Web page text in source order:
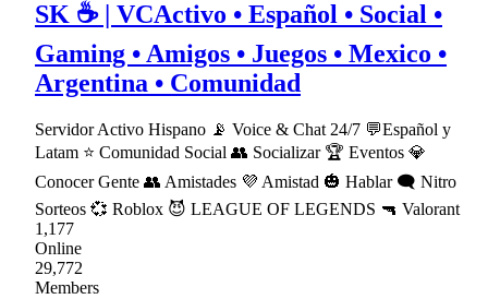
SK ☕ | VCActivo • Español • Social •
Gaming • Amigos • Juegos • Mexico •
Argentina • Comunidad
Servidor Activo Hispano 📡 Voice & Chat 24/7 💬Español y
Latam ⭐ Comunidad Social 👥 Socializar 🏆 Eventos 💎
Conocer Gente 👥 Amistades 💜 Amistad 🎃 Hablar 🗨 Nitro
Sorteos 💞 Roblox 😈 LEAGUE OF LEGENDS 🔫 Valorant
1,177
Online
29,772
Members